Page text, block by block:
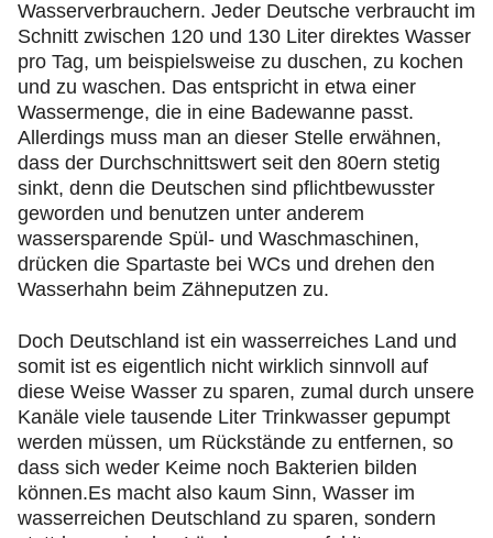
Wasserverbrauchern. Jeder Deutsche verbraucht im
Schnitt zwischen 120 und 130 Liter direktes Wasser
pro Tag, um beispielsweise zu duschen, zu kochen
und zu waschen. Das entspricht in etwa einer
Wassermenge, die in eine Badewanne passt.
Allerdings muss man an dieser Stelle erwähnen,
dass der Durchschnittswert seit den 80ern stetig
sinkt, denn die Deutschen sind pflichtbewusster
geworden und benutzen unter anderem
wassersparende Spül- und Waschmaschinen,
drücken die Spartaste bei WCs und drehen den
Wasserhahn beim Zähneputzen zu.
Doch Deutschland ist ein wasserreiches Land und
somit ist es eigentlich nicht wirklich sinnvoll auf
diese Weise Wasser zu sparen, zumal durch unsere
Kanäle viele tausende Liter Trinkwasser gepumpt
werden müssen, um Rückstände zu entfernen, so
dass sich weder Keime noch Bakterien bilden
können.Es macht also kaum Sinn, Wasser im
wasserreichen Deutschland zu sparen, sondern